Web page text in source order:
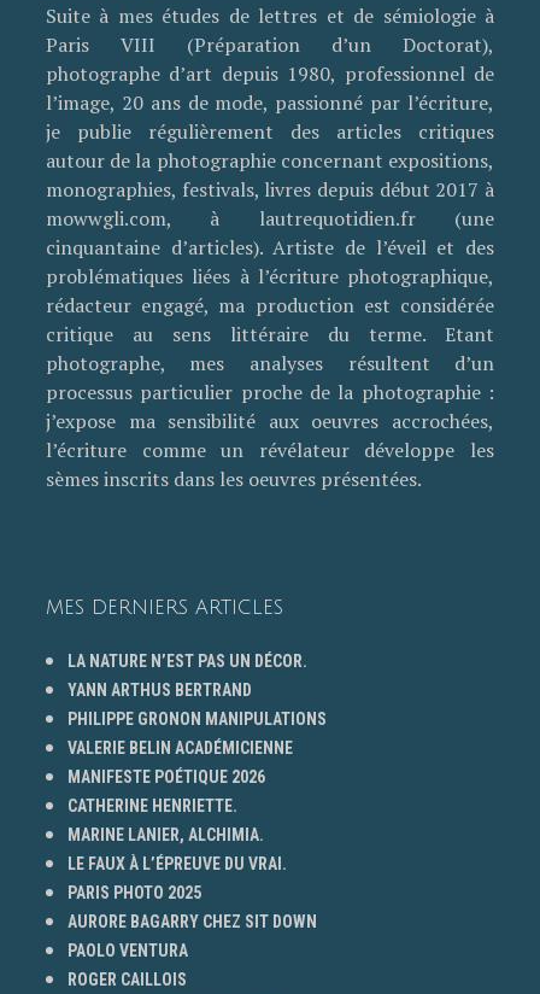
Suite à mes études de lettres et de sémiologie à
Paris VIII (Préparation d’un Doctorat),
photographe d’art depuis 1980, professionnel de
l’image, 20 ans de mode, passionné par l’écriture,
je publie régulièrement des articles critiques
autour de la photographie concernant expositions,
monographies, festivals, livres depuis début 2017 à
mowwgli.com, à lautrequotidien.fr (une
cinquantaine d’articles). Artiste de l’éveil et des
problématiques liées à l’écriture photographique,
rédacteur engagé, ma production est considérée
critique au sens littéraire du terme. Etant
photographe, mes analyses résultent d’un
processus particulier proche de la photographie :
j’expose ma sensibilité aux oeuvres accrochées,
l’écriture comme un révélateur développe les
sèmes inscrits dans les oeuvres présentées.
MES DERNIERS ARTICLES
LA NATURE N’EST PAS UN DÉCOR.
YANN ARTHUS BERTRAND
PHILIPPE GRONON MANIPULATIONS
VALERIE BELIN ACADÉMICIENNE
MANIFESTE POÉTIQUE 2026
CATHERINE HENRIETTE.
MARINE LANIER, ALCHIMIA.
LE FAUX À L’ÉPREUVE DU VRAI.
PARIS PHOTO 2025
AURORE BAGARRY CHEZ SIT DOWN
PAOLO VENTURA
ROGER CAILLOIS